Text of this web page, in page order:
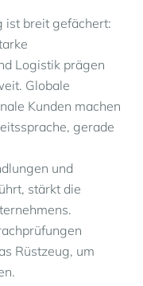
ist breit gefächert:
Logistik prägen
Globale
Kunden machen
gerade
und
stärkt die
Rüstzeug, um